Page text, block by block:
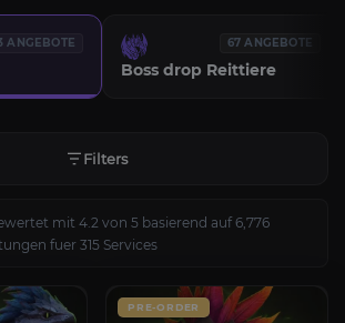
ANGEBOTE 67 ANGEBOTE
Boss drop Reittiere
Filters
mit 4.2 von 5 basierend auf 6,776
fuer 315 Services
PRE-ORDER